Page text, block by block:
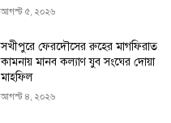
আগস্ট ৫, ২০২৬
সখীপুরে ফেরদৌসের রুহের মাগফিরাত
কামনায় মানব কল্যাণ যুব সংঘের দোয়া
মাহফিল
আগস্ট ৪, ২০২৬